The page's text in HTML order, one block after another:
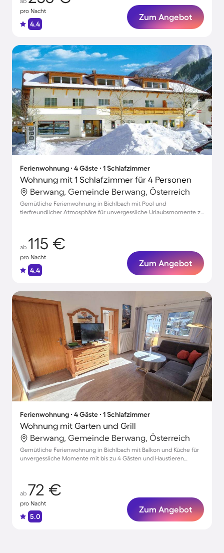
pro Nacht
4.4
Zum Angebot
Ferienwohnung ∙ 4 Gäste ∙ 1 Schlafzimmer
Wohnung mit 1 Schlafzimmer für 4 Personen
Berwang, Gemeinde Berwang, Österreich
Gemütliche Ferienwohnung in Bichlbach mit Pool und
tierfreundlicher Atmosphäre für unvergessliche Urlaubsmomente zu
ab 115 €
pro Nacht
4.4
Zum Angebot
Ferienwohnung ∙ 4 Gäste ∙ 1 Schlafzimmer
Wohnung mit Garten und Grill
Berwang, Gemeinde Berwang, Österreich
Gemütliche Ferienwohnung in Bichlbach mit Balkon und Küche für
unvergessliche Momente mit bis zu 4 Gästen und Haustieren
ab 72 €
pro Nacht
5.0
Zum Angebot